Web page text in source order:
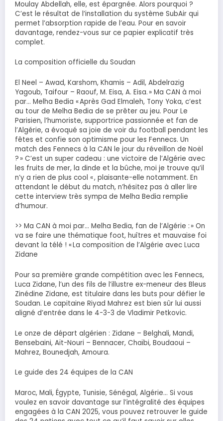
Moulay Abdellah, elle, est épargnée. Alors pourquoi ?
C’est le résultat de l’installation du système SubAir qui
permet l’absorption rapide de l’eau. Pour en savoir
davantage, rendez-vous sur ce papier explicatif très
complet.
La composition officielle du Soudan
El Neel – Awad, Karshom, Khamis – Adil, Abdelrazig
Yagoub, Taifour – Raouf, M. Eisa, A. Eisa. » Ma CAN à moi
par… Melha Bedia « Après Gad Elmaleh, Tony Yoka, c’est
au tour de Melha Bedia de se prêter au jeu. Pour Le
Parisien, l’humoriste, supportrice passionnée et fan de
l’Algérie, a évoqué sa joie de voir du football pendant les
fêtes et confie son optimisme pour les Fennecs. Un
match des Fennecs à la CAN le jour du réveillon de Noël
? » C’est un super cadeau : une victoire de l’Algérie avec
les fruits de mer, la dinde et la bûche, moi je trouve qu’il
n’y a rien de plus cool « , plaisante-elle notamment. En
attendant le début du match, n’hésitez pas à aller lire
cette interview très sympa de Melha Bedia remplie
d’humour.
>> Ma CAN à moi par… Melha Bedia, fan de l’Algérie : » On
va se faire une thématique foot, huîtres et mauvaise foi
devant la télé ! « La composition de l’Algérie avec Luca
Zidane
Pour sa première grande compétition avec les Fennecs,
Luca Zidane, l’un des fils de l’illustre ex-meneur des Bleus
Zinédine Zidane, est titulaire dans les buts pour défier le
Soudan. Le capitaine Riyad Mahrez est bien sûr lui aussi
aligné d’entrée dans le 4-3-3 de Vladimir Petkovic.
Le onze de départ algérien : Zidane – Belghali, Mandi,
Bensebaini, Aït-Nouri – Bennacer, Chaïbi, Boudaoui –
Mahrez, Bounedjah, Amoura.
Le guide des 24 équipes de la CAN
Maroc, Mali, Égypte, Tunisie, Sénégal, Algérie… Si vous
voulez en savoir davantage sur l’intégralité des équipes
engagées à la CAN 2025, vous pouvez retrouver le guide